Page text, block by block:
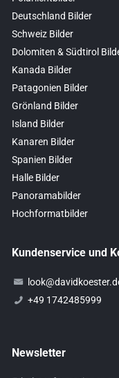
Deutschland Bilder
Schweiz Bilder
Dolomiten & Südtirol
Kanada Bilder
Patagonien Bilder
Grönland Bilder
Island Bilder
Kanaren Bilder
Spanien Bilder
Halle Bilder
Panoramabilder
Hochformatbilder
Kundenservice und
+49 1742485999
Newsletter